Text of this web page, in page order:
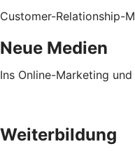
Customer-Relationship-
Neue Medien
Ins Online-Marketing
Weiterbildung